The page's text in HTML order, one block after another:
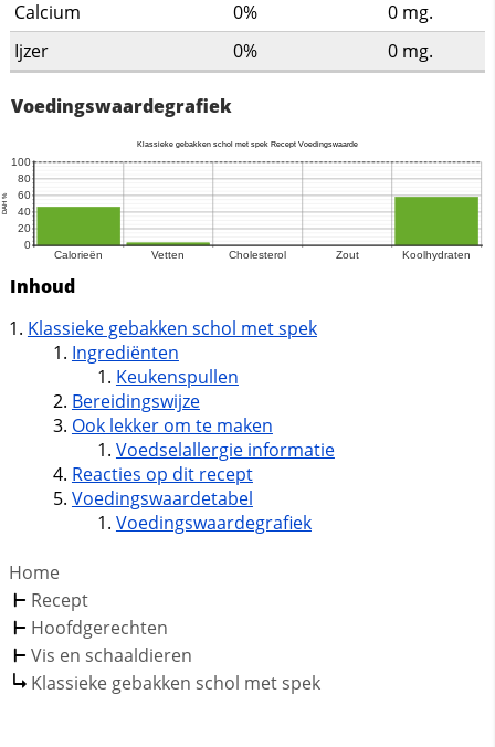
Calcium 0% 0 mg.
Ijzer
0% 0 mg.
Voedingswaardegrafiek
Inhoud
Klassieke gebakken schol met spek
Ingrediënten
Keukenspullen
Bereidingswijze
Ook lekker om te maken
Voedselallergie informatie
Reacties op dit recept
Voedingswaardetabel
Voedingswaardegrafiek
Home
Recept
Hoofdgerechten
Vis en schaaldieren
Klassieke gebakken schol met spek